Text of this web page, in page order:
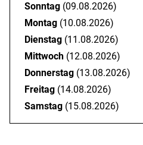
Sonntag (09.08.2026)
Montag (10.08.2026)
Dienstag (11.08.2026)
Mittwoch (12.08.2026)
Donnerstag (13.08.2026)
Freitag (14.08.2026)
Samstag (15.08.2026)